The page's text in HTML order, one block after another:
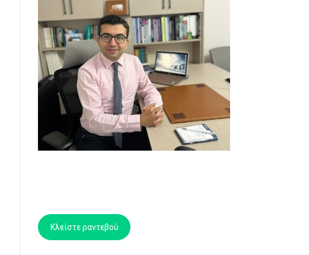
Κλείστε ραντεβού